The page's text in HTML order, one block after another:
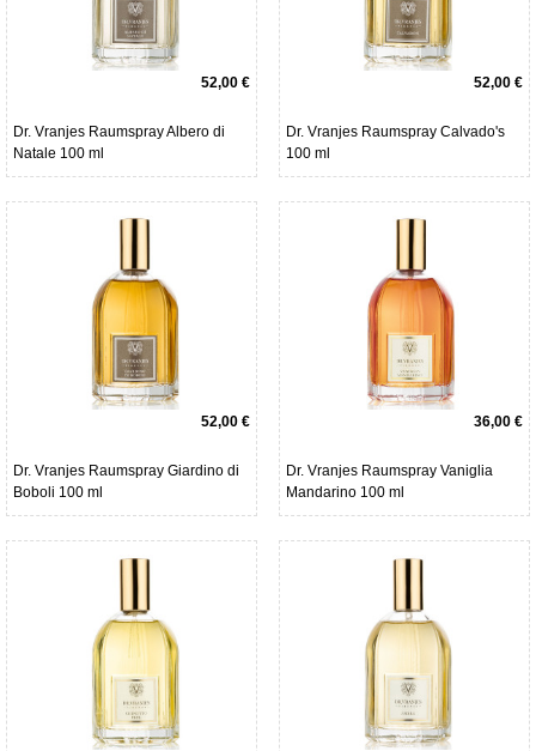
52,00 €
Dr. Vranjes Raumspray Albero di
Natale 100 ml
52,00 €
Dr. Vranjes Raumspray Calvado's
100 ml
52,00 €
Dr. Vranjes Raumspray Giardino di
Boboli 100 ml
36,00 €
Dr. Vranjes Raumspray Vaniglia
Mandarino 100 ml